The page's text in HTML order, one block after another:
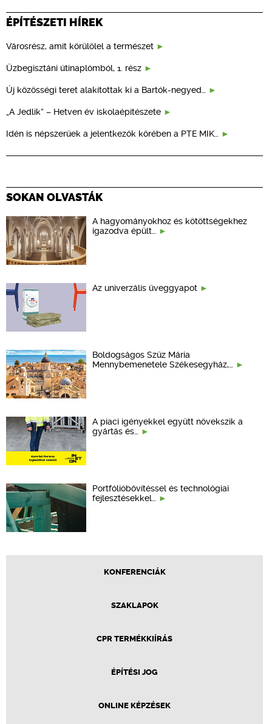
ÉPÍTÉSZETI HÍREK
Városrész, amit körülölel a természet
Üzbegisztáni útinaplómból, 1. rész
Új közösségi teret alakítottak ki a Bartók-negyed…
„A Jedlik” – Hetven év iskolaépítészete
Idén is népszerűek a jelentkezők körében a PTE MIK…
SOKAN OLVASTÁK
A hagyományokhoz és kötöttségekhez
igazodva épült…
Az univerzális üveggyapot
Boldogságos Szűz Mária
Mennybemenetele Székesegyház,…
A piaci igényekkel együtt növekszik a
gyártás és…
Portfólióbővítéssel és technológiai
fejlesztésekkel…
KONFERENCIÁK
SZAKLAPOK
CPR TERMÉKKIÍRÁS
ÉPÍTÉSI JOG
ONLINE KÉPZÉSEK